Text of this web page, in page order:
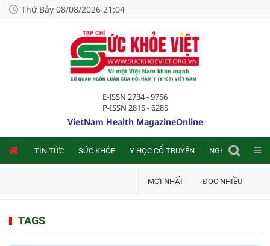
Thứ Bảy 08/08/2026 21:04
E-ISSN 2734 - 9756
P-ISSN 2815 - 6285
VietNam Health MagazineOnline
TIN TỨC SỨC KHỎE Y HỌC CỔ TRUYỀN NGHIÊN CỨU
MỚI NHẤT ĐỌC NHIỀU
TAGS